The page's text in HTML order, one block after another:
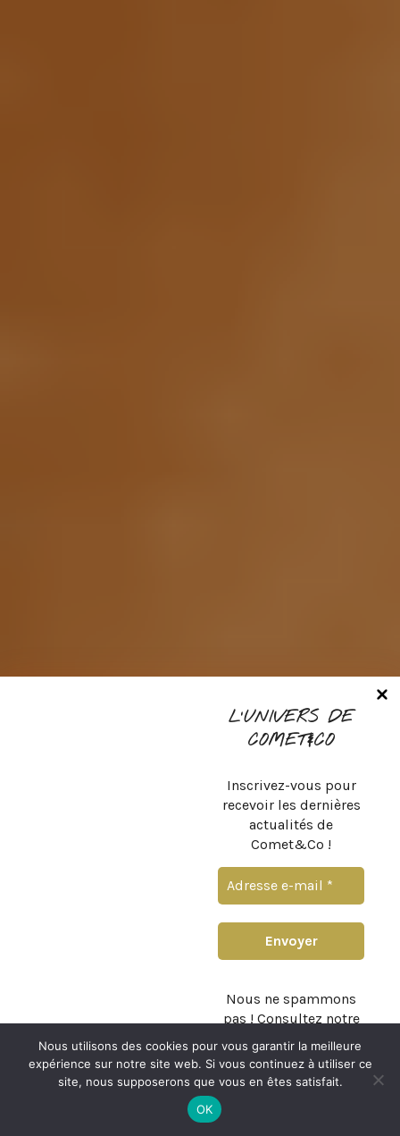
L’UNIVERS DE
COMET&CO
Inscrivez-vous pour
recevoir les dernières
actualités de
Comet&Co !
Nous ne spammons
pas ! Consultez notre
politique de
confidentialitépour
plus d’informations.
Nous utilisons des cookies pour vous garantir la meilleure
expérience sur notre site web. Si vous continuez à utiliser ce
site, nous supposerons que vous en êtes satisfait.
OK